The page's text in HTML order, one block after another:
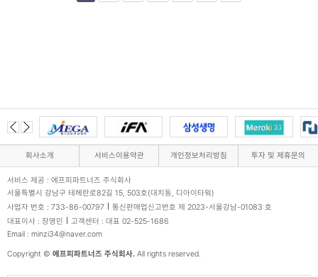
회사소개 서비스이용약관 개인정보처리방침 투자 및 제휴문의
서비스 제공 : 에프피파트너즈 주식회사
서울특별시 강남구 테헤란로82길 15, 503호(대치동, 디아이타워)
사업자 번호 : 733-86-00797
통신판매업신고번호 제 2023-서울강남-01083 호
대표이사 : 장영민
고객센터 : 대표 02-525-1686
Email : minzi34@naver.com
Copyright © 에프피파트너즈 주식회사. All rights reserved.